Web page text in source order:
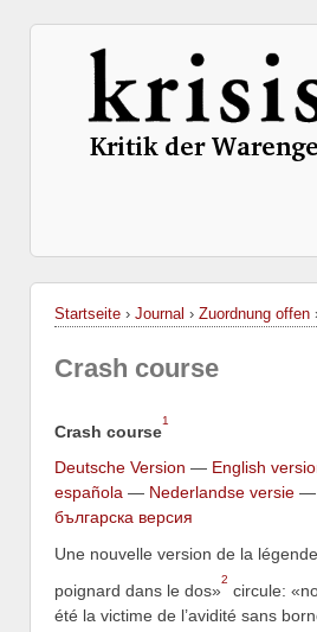
Startseite › Journal › Zuordnung offen
Crash course
Crash course
1
Deutsche Version — English
española — Nederlandse versie —
българска версия
Une nouvelle version de la
poignard dans le dos»
2
circule:
été la victime de l’avidité sans